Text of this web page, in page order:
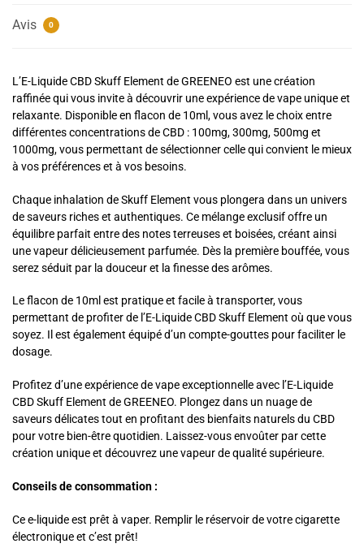
Avis 0
L’E-Liquide CBD Skuff Element de GREENEO est une création
raffinée qui vous invite à découvrir une expérience de vape unique et
relaxante. Disponible en flacon de 10ml, vous avez le choix entre
différentes concentrations de CBD : 100mg, 300mg, 500mg et
1000mg, vous permettant de sélectionner celle qui convient le mieux
à vos préférences et à vos besoins.
Chaque inhalation de Skuff Element vous plongera dans un univers
de saveurs riches et authentiques. Ce mélange exclusif offre un
équilibre parfait entre des notes terreuses et boisées, créant ainsi
une vapeur délicieusement parfumée. Dès la première bouffée, vous
serez séduit par la douceur et la finesse des arômes.
Le flacon de 10ml est pratique et facile à transporter, vous
permettant de profiter de l’E-Liquide CBD Skuff Element où que vous
soyez. Il est également équipé d’un compte-gouttes pour faciliter le
dosage.
Profitez d’une expérience de vape exceptionnelle avec l’E-Liquide
CBD Skuff Element de GREENEO. Plongez dans un nuage de
saveurs délicates tout en profitant des bienfaits naturels du CBD
pour votre bien-être quotidien. Laissez-vous envoûter par cette
création unique et découvrez une vapeur de qualité supérieure.
Conseils de consommation :
Ce e-liquide est prêt à vaper. Remplir le réservoir de votre cigarette
électronique et c’est prêt!